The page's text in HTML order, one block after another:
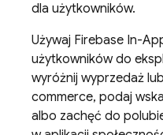
dla użytkowników.
Używaj Firebase In-
użytkowników do
wyróżnij wyprzedaż
commerce, podaj
albo zachęć do